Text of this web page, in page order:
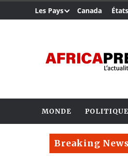
Les Pays Canada
MONDE POLITIQUE
Breaking News